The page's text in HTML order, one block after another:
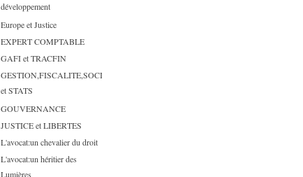
développement
Europe et Justice
EXPERT COMPTABLE
GAFI et TRACFIN
GESTION,FISCALITE,SOCIAL
et STATS
GOUVERNANCE
JUSTICE et LIBERTES
L'avocat:un chevalier du droit
L'avocat:un héritier des
Lumières